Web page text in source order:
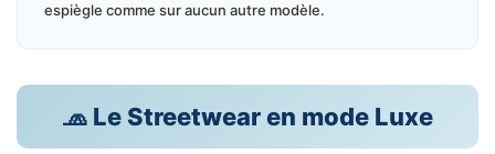
espiègle comme sur aucun autre modèle.
🧢 Le Streetwear en mode Luxe